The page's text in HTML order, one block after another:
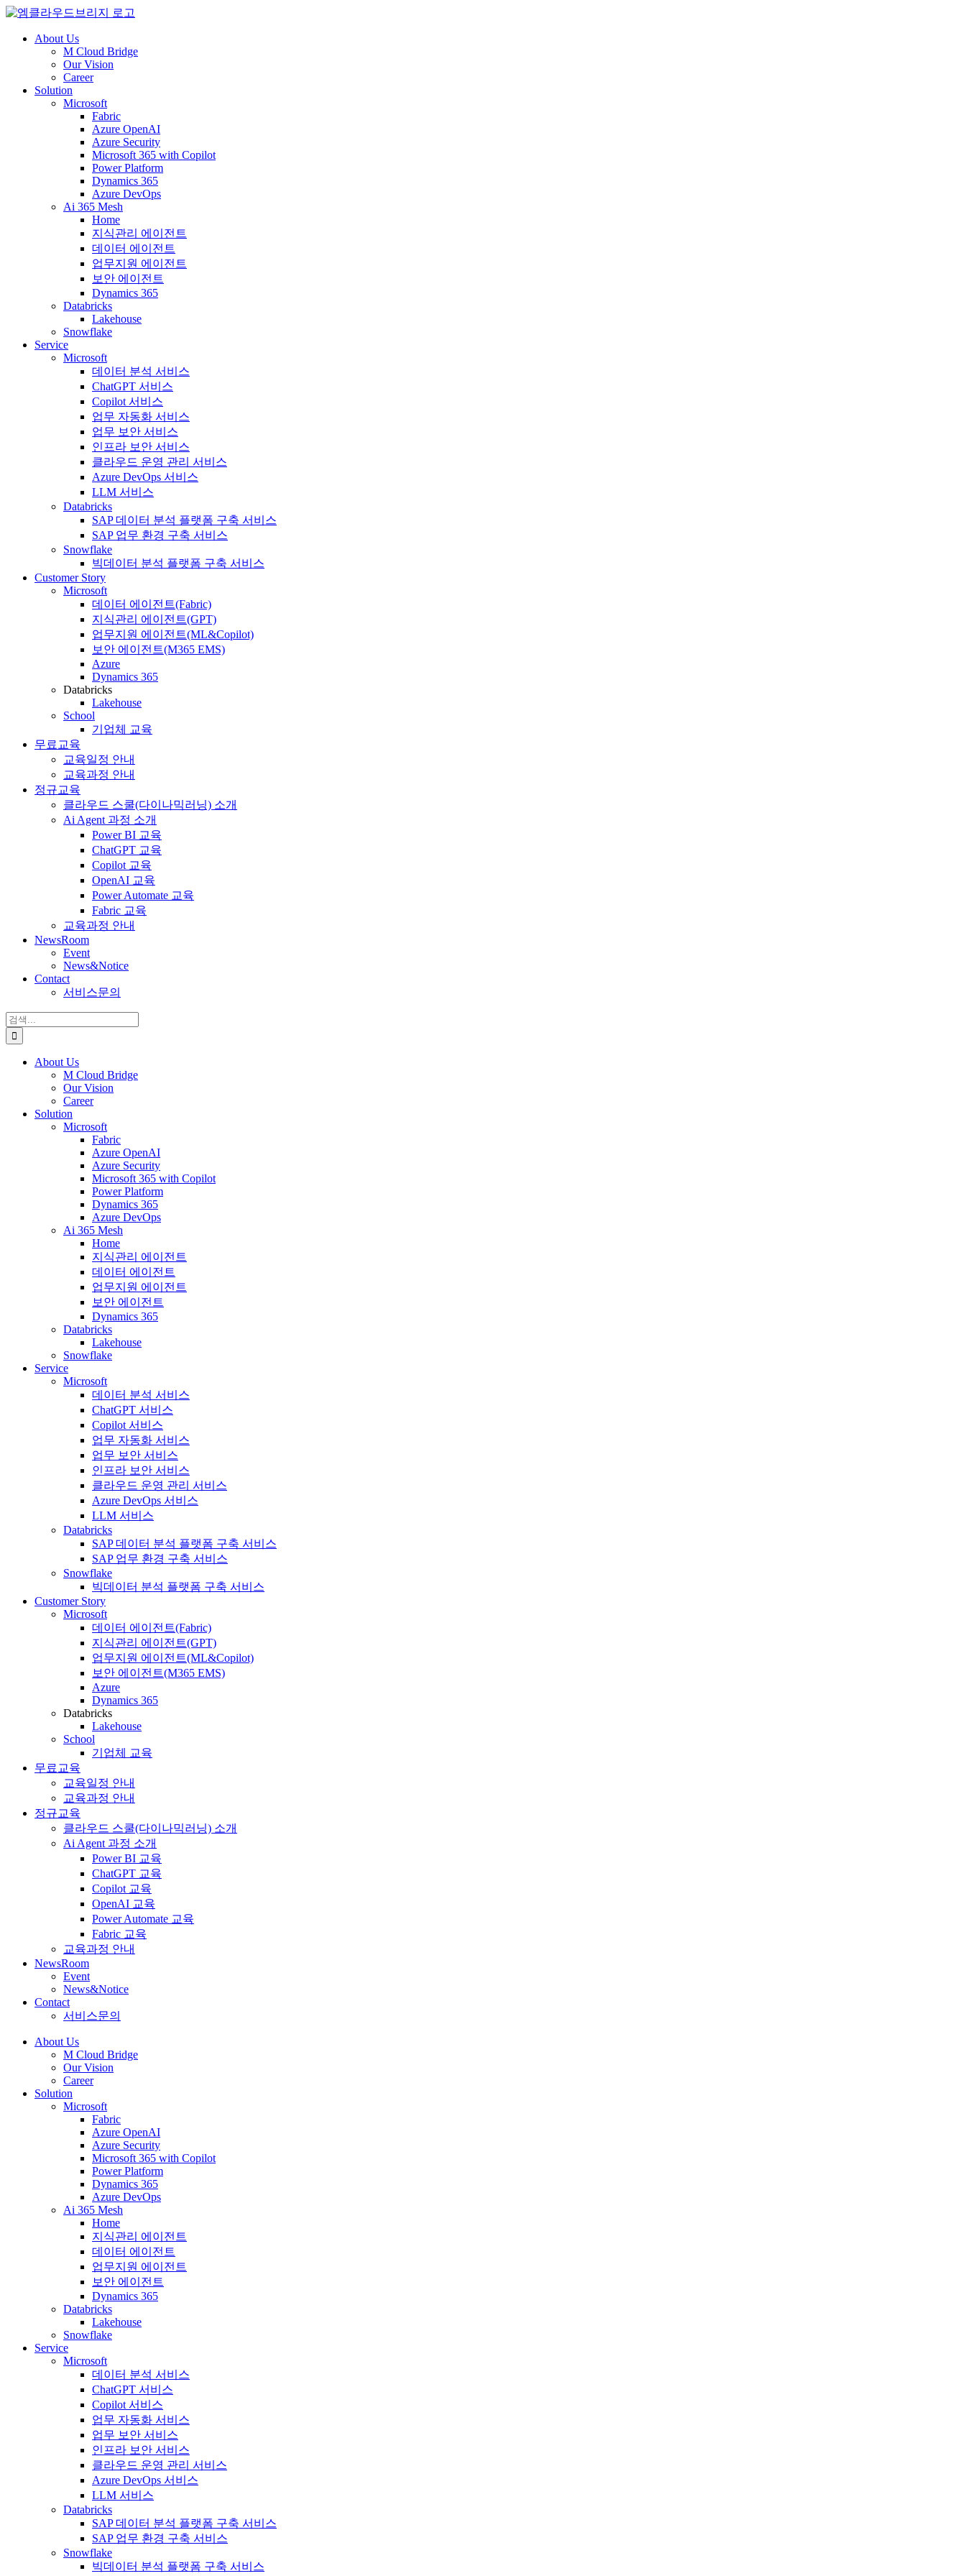
About Us
M Cloud Bridge
Our Vision
Career
Solution
Microsoft
Fabric
Azure OpenAI
Azure Security
Microsoft 365 with Copilot
Power Platform
Dynamics 365
Azure DevOps
Ai 365 Mesh
Home
지식관리 에이전트
데이터 에이전트
업무지원 에이전트
보안 에이전트
Dynamics 365
Databricks
Lakehouse
Snowflake
Service
Microsoft
데이터 분석 서비스
ChatGPT 서비스
Copilot 서비스
업무 자동화 서비스
업무 보안 서비스
인프라 보안 서비스
클라우드 운영 관리 서비스
Azure DevOps 서비스
LLM 서비스
Databricks
SAP 데이터 분석 플랫폼 구축 서비스
SAP 업무 환경 구축 서비스
Snowflake
빅데이터 분석 플랫폼 구축 서비스
Customer Story
Microsoft
데이터 에이전트(Fabric)
지식관리 에이전트(GPT)
업무지원 에이전트(ML&Copilot)
보안 에이전트(M365 EMS)
Azure
Dynamics 365
Databricks
Lakehouse
School
기업체 교육
무료교육
교육일정 안내
교육과정 안내
정규교육
클라우드 스쿨(다이나믹러닝) 소개
Ai Agent 과정 소개
Power BI 교육
ChatGPT 교육
Copilot 교육
OpenAI 교육
Power Automate 교육
Fabric 교육
교육과정 안내
NewsRoom
Event
News&Notice
Contact
서비스문의
검
색:
About Us
M Cloud Bridge
Our Vision
Career
Solution
Microsoft
Fabric
Azure OpenAI
Azure Security
Microsoft 365 with Copilot
Power Platform
Dynamics 365
Azure DevOps
Ai 365 Mesh
Home
지식관리 에이전트
데이터 에이전트
업무지원 에이전트
보안 에이전트
Dynamics 365
Databricks
Lakehouse
Snowflake
Service
Microsoft
데이터 분석 서비스
ChatGPT 서비스
Copilot 서비스
업무 자동화 서비스
업무 보안 서비스
인프라 보안 서비스
클라우드 운영 관리 서비스
Azure DevOps 서비스
LLM 서비스
Databricks
SAP 데이터 분석 플랫폼 구축 서비스
SAP 업무 환경 구축 서비스
Snowflake
빅데이터 분석 플랫폼 구축 서비스
Customer Story
Microsoft
데이터 에이전트(Fabric)
지식관리 에이전트(GPT)
업무지원 에이전트(ML&Copilot)
보안 에이전트(M365 EMS)
Azure
Dynamics 365
Databricks
Lakehouse
School
기업체 교육
무료교육
교육일정 안내
교육과정 안내
정규교육
클라우드 스쿨(다이나믹러닝) 소개
Ai Agent 과정 소개
Power BI 교육
ChatGPT 교육
Copilot 교육
OpenAI 교육
Power Automate 교육
Fabric 교육
교육과정 안내
NewsRoom
Event
News&Notice
Contact
서비스문의
About Us
M Cloud Bridge
Our Vision
Career
Solution
Microsoft
Fabric
Azure OpenAI
Azure Security
Microsoft 365 with Copilot
Power Platform
Dynamics 365
Azure DevOps
Ai 365 Mesh
Home
지식관리 에이전트
데이터 에이전트
업무지원 에이전트
보안 에이전트
Dynamics 365
Databricks
Lakehouse
Snowflake
Service
Microsoft
데이터 분석 서비스
ChatGPT 서비스
Copilot 서비스
업무 자동화 서비스
업무 보안 서비스
인프라 보안 서비스
클라우드 운영 관리 서비스
Azure DevOps 서비스
LLM 서비스
Databricks
SAP 데이터 분석 플랫폼 구축 서비스
SAP 업무 환경 구축 서비스
Snowflake
빅데이터 분석 플랫폼 구축 서비스